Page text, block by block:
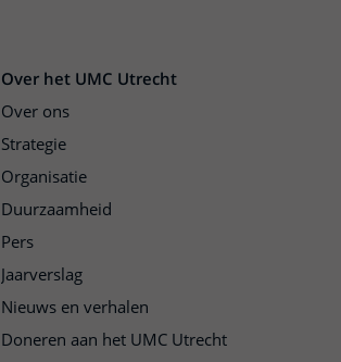
Over het UMC Utrecht
Over ons
Strategie
Organisatie
Duurzaamheid
Pers
Jaarverslag
Nieuws en verhalen
Doneren aan het UMC Utrecht